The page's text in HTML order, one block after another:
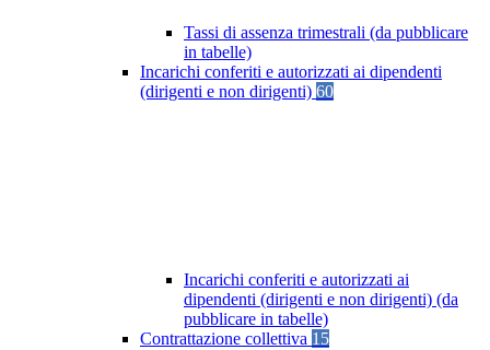
Tassi di assenza trimestrali (da pubblicare
in tabelle)
Incarichi conferiti e autorizzati ai dipendenti
(dirigenti e non dirigenti) 60
Incarichi conferiti e autorizzati ai
dipendenti (dirigenti e non dirigenti) (da
pubblicare in tabelle)
Contrattazione collettiva 15